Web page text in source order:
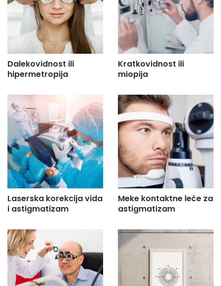
Dalekovidnost ili
hipermetropija
Kratkovidnost ili
miopija
Laserska korekcija vida
i astigmatizam
Meke kontaktne leće za
astigmatizam